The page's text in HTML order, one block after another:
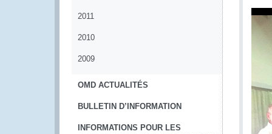
2011
2010
2009
OMD ACTUALITÉS
BULLETIN D’INFORMATION
INFORMATIONS POUR LES